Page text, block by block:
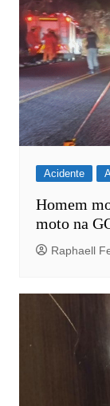
Acidente
Homem
moto na
Raphaell